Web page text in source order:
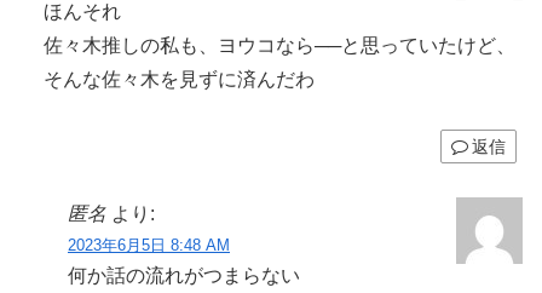
ほんそれ
佐々木推しの私も、ヨウコなら──と思っていたけど、
そんな佐々木を見ずに済んだわ
返信
匿名 より:
2023年6月5日 8:48 AM
何か話の流れがつまらない